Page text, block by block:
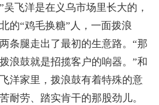
飞洋是在义乌市场里长大的，
的“鸡毛换糖”人，一面拨浪
条腿走出了最初的生意路。“那
浪鼓就是招揽客户的响器。”和
洋家里，拨浪鼓有着特殊的意
劳、踏实肯干的那股劲儿。